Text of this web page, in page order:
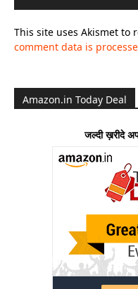
This site uses Akismet to
comment data is
Amazon.in Today Deal
जल्दी ख़रीदे